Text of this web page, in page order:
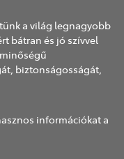
a világ legnagyobb
bátran és jó szívvel
biztonságosságát,
információkat a